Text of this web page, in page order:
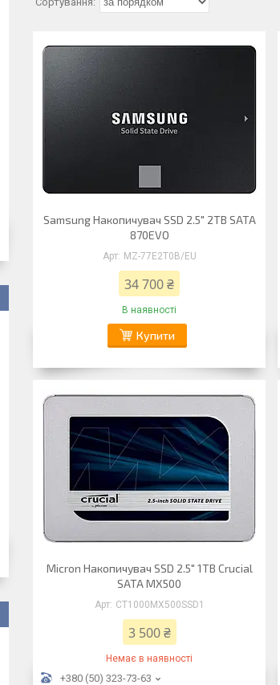
Samsung Накопичувач SSD 2.5" 2TB SATA
870EVO
MZ-77E2T0B/EU
34 700 ₴
В наявності
Купити
Micron Накопичувач SSD 2.5" 1TB Crucial
SATA MX500
CT1000MX500SSD1
3 500 ₴
Немає в наявності
+380 (50) 323-73-63